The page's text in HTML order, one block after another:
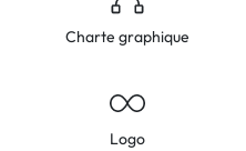
Charte graphique
Logo